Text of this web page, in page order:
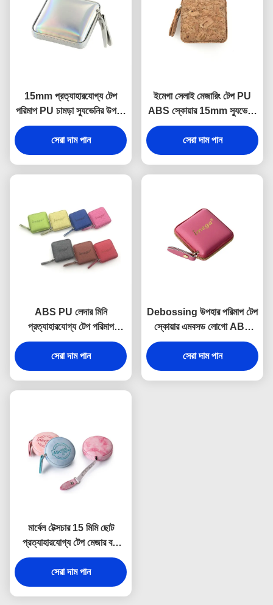
15mm প্রত্যাহারযোগ্য টেপ
পরিমাপ PU চামড়া স্যুভেনির উপহার
জেলি রঙ
সেরা দাম পান
ইমেগা সেলাই মেজারিং টেপ PU
ABS স্কোয়ার 15mm স্যুভেনির
উপহার
সেরা দাম পান
ABS PU লেদার মিনি
প্রত্যাহারযোগ্য টেপ পরিমাপ
ফ্যাব্রিক টেক্সচার ডেবসিং লোগো
স্যুভেনির
সেরা দাম পান
Debossing উপহার পরিমাপ টেপ
স্কোয়ার এমবসড লোগো ABS
PU
সেরা দাম পান
মার্বেল টেক্সচার 15 মিমি ছোট
প্রত্যাহারযোগ্য টেপ মেজার বডি
ডিবসিং লোগো
সেরা দাম পান